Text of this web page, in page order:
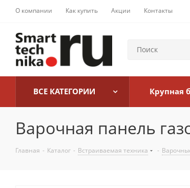
О компании Как купить Акции Контакты
ВСЕ КАТЕГОРИИ Крупная
Варочная панель
Главная - Каталог - Встраиваемая техника -